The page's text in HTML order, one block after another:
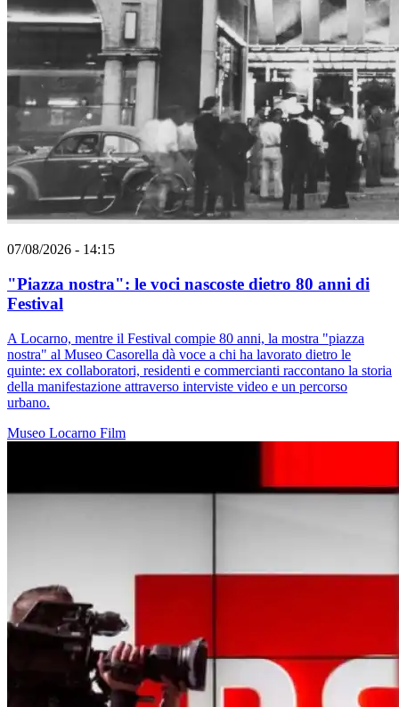
07/08/2026 - 14:15
"Piazza nostra": le voci nascoste dietro 80 anni di
Festival
A Locarno, mentre il Festival compie 80 anni, la mostra "piazza
nostra" al Museo Casorella dà voce a chi ha lavorato dietro le
quinte: ex collaboratori, residenti e commercianti raccontano la storia
della manifestazione attraverso interviste video e un percorso
urbano.
Museo Locarno Film